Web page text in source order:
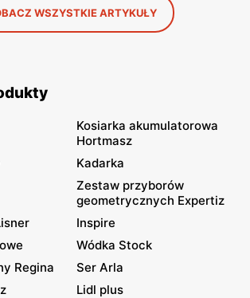
WSZYSTKIE ARTYKUŁY
Kosiarka akumulatorowa
Hortmasz
Kadarka
Zestaw przyborów
geometrycznych Expertiz
Inspire
Wódka Stock
Regina
Ser Arla
Lidl plus